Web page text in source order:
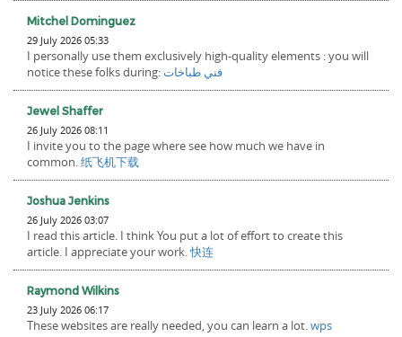
Mitchel Dominguez
29 July 2026 05:33
I personally use them exclusively high-quality elements : you will
notice these folks during:فني طباخات
Jewel Shaffer
26 July 2026 08:11
I invite you to the page where see how much we have in
common.纸飞机下载
Joshua Jenkins
26 July 2026 03:07
I read this article. I think You put a lot of effort to create this
article. I appreciate your work.快连
Raymond Wilkins
23 July 2026 06:17
These websites are really needed, you can learn a lot.wps